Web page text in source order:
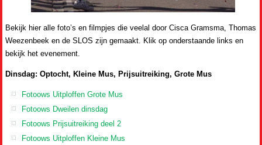
Bekijk hier alle foto’s en filmpjes die veelal door Cisca Gramsma, Thomas
Weezenbeek en de SLOS zijn gemaakt. Klik op onderstaande links en
bekijk het evenement.
Dinsdag: Optocht, Kleine Mus, Prijsuitreiking, Grote Mus
Fotoows Uitploffen Grote Mus
Fotoows Dweilen dinsdag
Fotoows Prijsuitreiking deel 2
Fotoows Uitploffen Kleine Mus